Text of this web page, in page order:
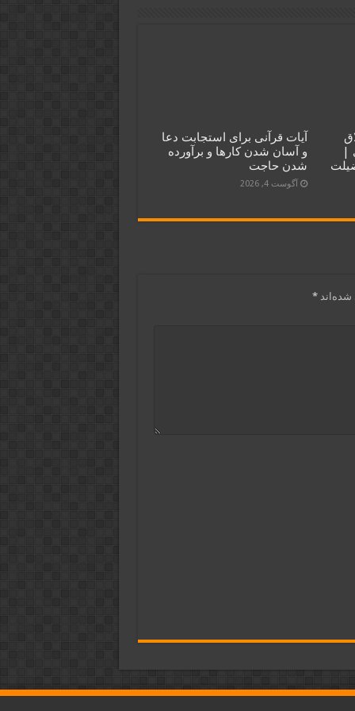
|
آیات قرآنی برای استجابت دعا
و آسان شدن کارها و برآورده
شدن حاجت
آگوست 4, 2026
شده‌اند*